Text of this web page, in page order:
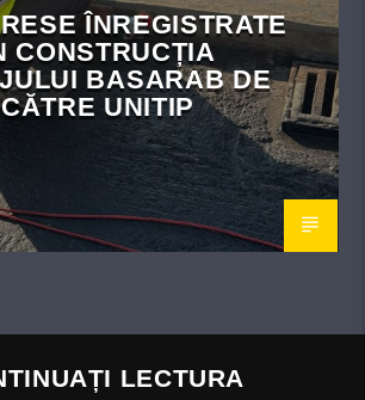
ÎNREGISTRATE
CONSTRUCȚIA
BASARAB DE
CĂTRE UNITIP
LECTURA